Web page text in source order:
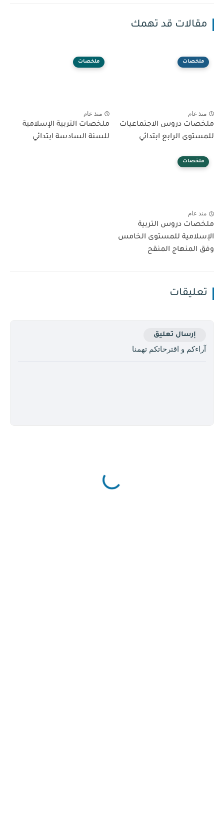
مقالات قد تهمك
ملخصات
منذ عام
ملخصات دروس الاجتماعيات
للمستوى الرابع ابتدائي
ملخصات
منذ عام
ملخصات التربية الإسلامية
للسنة السادسة ابتدائي
ملخصات
منذ عام
ملخصات دروس التربية
الإسلامية للمستوى الخامس
وفق المنهاج المنقح
تعليقات
إرسال تعليق
آراءكم و اقترحاتكم تهمنا